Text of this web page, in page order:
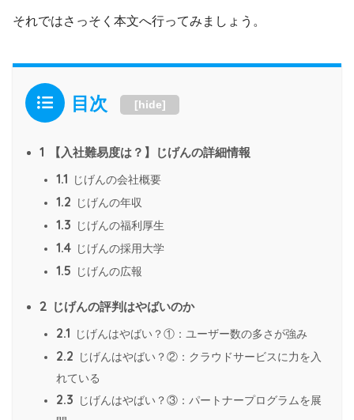
それではさっそく本文へ行ってみましょう。
目次 [hide]
1 【入社難易度は？】じげんの詳細情報
1.1 じげんの会社概要
1.2 じげんの年収
1.3 じげんの福利厚生
1.4 じげんの採用大学
1.5 じげんの広報
2 じげんの評判はやばいのか
2.1 じげんはやばい？①：ユーザー数の多さが強み
2.2
じげんはやばい？②：クラウドサービスに力を入
れている
2.3
じげんはやばい？③：パートナープログラムを展